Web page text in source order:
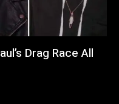
Drag Race All